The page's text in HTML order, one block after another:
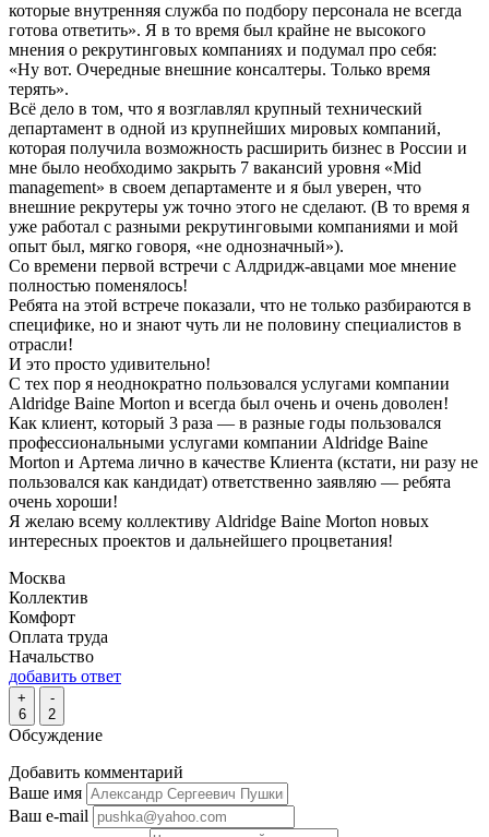
которые внутренняя служба по подбору персонала не всегда
готова ответить». Я в то время был крайне не высокого
мнения о рекрутинговых компаниях и подумал про себя:
«Ну вот. Очередные внешние консалтеры. Только время
терять».
Всё дело в том, что я возглавлял крупный технический
департамент в одной из крупнейших мировых компаний,
которая получила возможность расширить бизнес в России и
мне было необходимо закрыть 7 вакансий уровня «Mid
management» в своем департаменте и я был уверен, что
внешние рекрутеры уж точно этого не сделают. (В то время я
уже работал с разными рекрутинговыми компаниями и мой
опыт был, мягко говоря, «не однозначный»).
Со времени первой встречи с Алдридж-авцами мое мнение
полностью поменялось!
Ребята на этой встрече показали, что не только разбираются в
специфике, но и знают чуть ли не половину специалистов в
отрасли!
И это просто удивительно!
С тех пор я неоднократно пользовался услугами компании
Aldridge Baine Morton и всегда был очень и очень доволен!
Как клиент, который 3 раза — в разные годы пользовался
профессиональными услугами компании Aldridge Baine
Morton и Артема лично в качестве Клиента (кстати, ни разу не
пользовался как кандидат) ответственно заявляю — ребята
очень хороши!
Я желаю всему коллективу Aldridge Baine Morton новых
интересных проектов и дальнейшего процветания!
Москва
Коллектив
Комфорт
Оплата труда
Начальство
добавить ответ
+
6
-
2
Обсуждение
Добавить комментарий
Ваше имя
Ваш e-mail